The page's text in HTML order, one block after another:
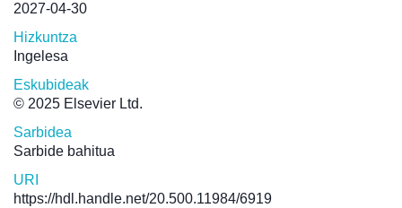
2027-04-30
Hizkuntza
Ingelesa
Eskubideak
© 2025 Elsevier Ltd.
Sarbidea
Sarbide bahitua
URI
https://hdl.handle.net/20.500.11984/6919